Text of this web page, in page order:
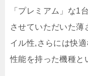
「プレミアム」な1
させていただいた薄
イル性,さらには快
性能を持った機種と